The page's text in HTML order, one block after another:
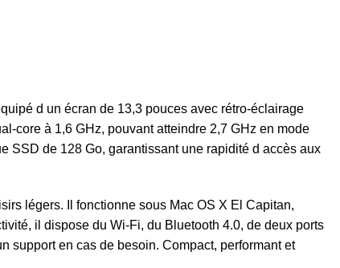
d un écran de 13,3 pouces avec rétro-éclairage
core à 1,6 GHz, pouvant atteindre 2,7 GHz en mode
SSD de 128 Go, garantissant une rapidité d accès aux
légers. Il fonctionne sous Mac OS X El Capitan,
il dispose du Wi-Fi, du Bluetooth 4.0, de deux ports
support en cas de besoin. Compact, performant et